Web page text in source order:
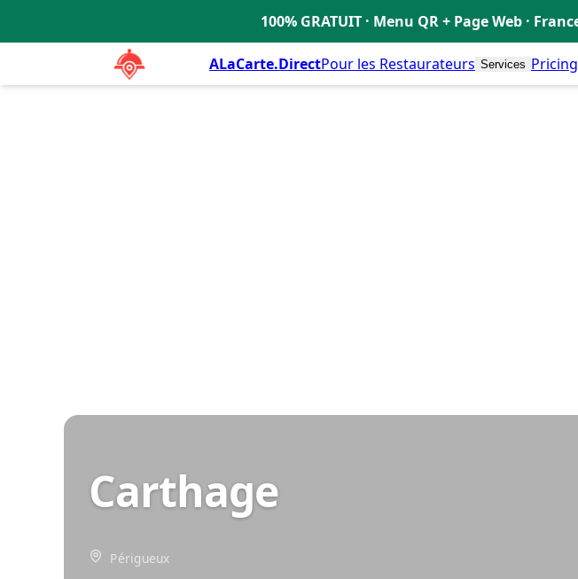
100% GRATUIT · Menu QR + Page Web ·
ALaCarte.DirectPour les Restaurateurs Services Pricing
Carthage
Périgueux